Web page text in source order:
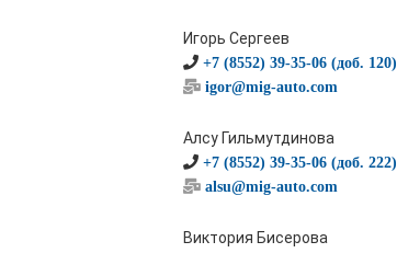
Игорь Сергеев
+7 (8552) 39-35-06 (доб. 120)
igor@mig-auto.com
Алсу Гильмутдинова
+7 (8552) 39-35-06 (доб. 222)
alsu@mig-auto.com
Виктория Бисерова